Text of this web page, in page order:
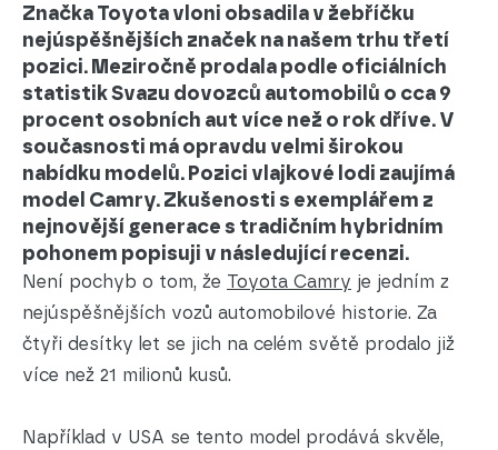
Značka Toyota vloni obsadila v žebříčku
nejúspěšnějších značek na našem trhu třetí
pozici. Meziročně prodala podle oficiálních
statistik Svazu dovozců automobilů o cca 9
procent osobních aut více než o rok dříve. V
současnosti má opravdu velmi širokou
nabídku modelů. Pozici vlajkové lodi zaujímá
model Camry. Zkušenosti s exemplářem z
nejnovější generace s tradičním hybridním
pohonem popisuji v následující recenzi.
Není pochyb o tom, že Toyota Camry je jedním z
nejúspěšnějších vozů automobilové historie. Za
čtyři desítky let se jich na celém světě prodalo již
více než 21 milionů kusů.
Například v USA se tento model prodává skvěle,